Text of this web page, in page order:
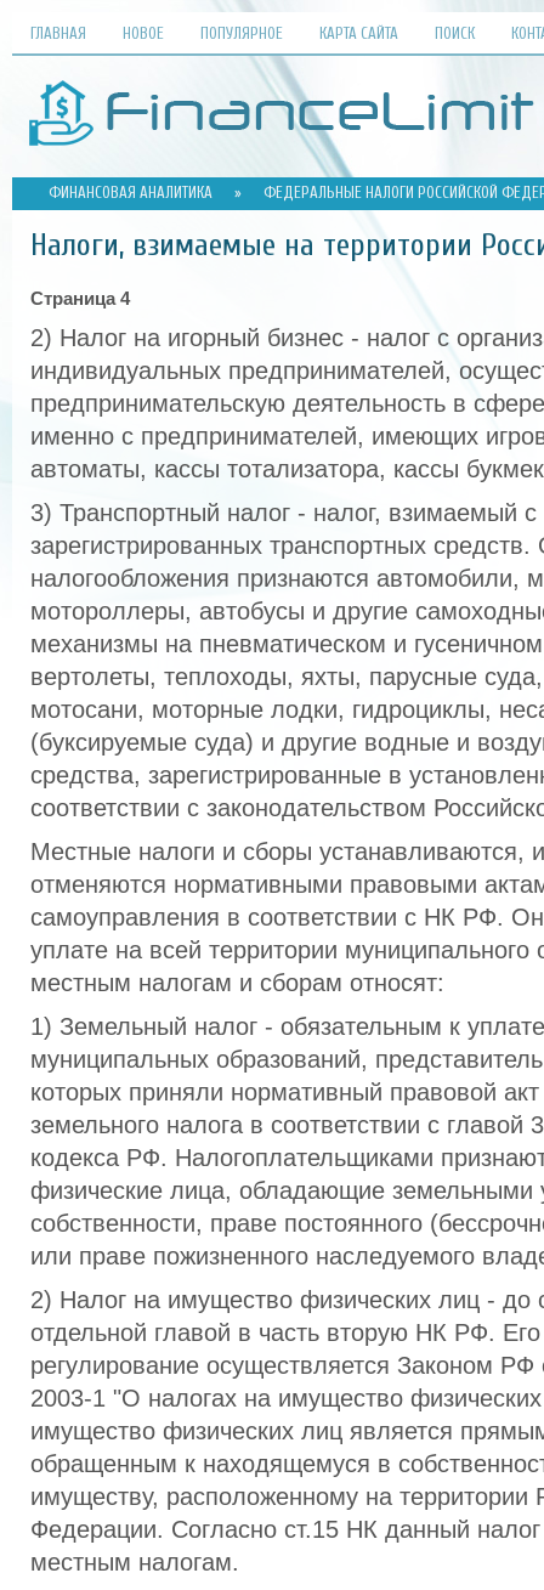
ГЛАВНАЯ НОВОЕ ПОПУЛЯРНОЕ КАРТА САЙТА ПОИСК
ФИНАНСОВАЯ АНАЛИТИКА » ФЕДЕРАЛЬНЫЕ НАЛОГИ РОССИЙСКОЙ
Налоги, взимаемые на территории
Страница 4
2) Налог на игорный бизнес - налог с
индивидуальных предпринимателей,
предпринимательскую деятельность в
именно с предпринимателей, имеющих
автоматы, кассы тотализатора, кассы
3) Транспортный налог - налог, взимаемый
зарегистрированных транспортных
налогообложения признаются автомобили,
мотороллеры, автобусы и другие
механизмы на пневматическом и
вертолеты, теплоходы, яхты, парусные
мотосани, моторные лодки, гидроциклы,
(буксируемые суда) и другие водные и
средства, зарегистрированные в
соответствии с законодательством
Местные налоги и сборы устанавливаются,
отменяются нормативными правовыми
самоуправления в соответствии с НК РФ.
уплате на всей территории муниципального
местным налогам и сборам относят:
1) Земельный налог - обязательным к
муниципальных образований,
которых приняли нормативный правовой
земельного налога в соответствии с главой
кодекса РФ. Налогоплательщиками
физические лица, обладающие земельными
собственности, праве постоянного
или праве пожизненного наследуемого
2) Налог на имущество физических лиц - до
отдельной главой в часть вторую НК РФ.
регулирование осуществляется Законом РФ
2003-1 "О налогах на имущество
имущество физических лиц является
обращенным к находящемуся в
имуществу, расположенному на территории
Федерации. Согласно ст.15 НК данный налог
местным налогам.